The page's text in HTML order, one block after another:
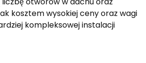
kosztem wysokiej ceny oraz wagi
kompleksowej instalacji